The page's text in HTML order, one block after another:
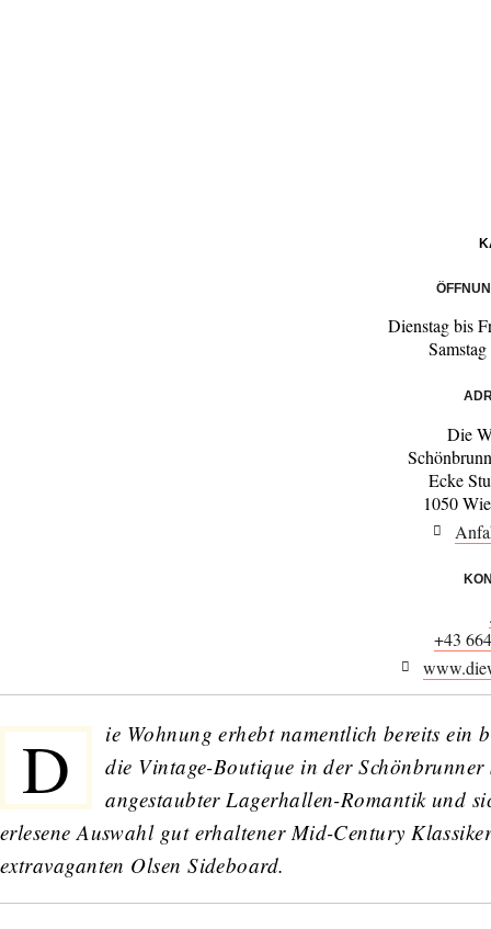
Dienstag bis
Die
Ecke
1050
+43
D ie Wohnung erhebt namentlich bereits ein
die Vintage-Boutique in der
angestaubter Lagerhallen-Romantik und
erlesene Auswahl gut erhaltener Mid-Century
extravaganten Olsen Sideboard.